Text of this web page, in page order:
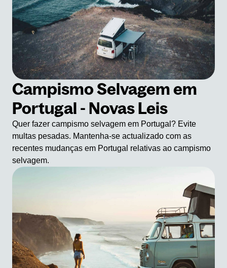
Campismo Selvagem em
Portugal - Novas Leis
Quer fazer campismo selvagem em Portugal? Evite
multas pesadas. Mantenha-se actualizado com as
recentes mudanças em Portugal relativas ao campismo
selvagem.